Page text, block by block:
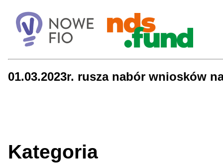
01.03.2023r. rusza nabór wniosków
Kategoria